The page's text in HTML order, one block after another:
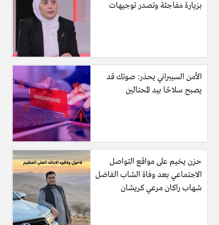
بزيارة مفاجئة وتصدر توجيهات
الأمن السيبراني يحذر: صوتك قد
يصبح سلاحًا بيد المحتالين
حزن يخيم على مواقع التواصل
الاجتماعي بعد وفاة الشاب الفاضل
شهاب راكان مرعي كريشان